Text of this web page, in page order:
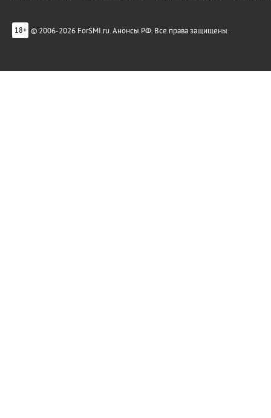
18+ © 2006-2026 ForSMI.ru. Анонсы.РФ. Все права защищены.